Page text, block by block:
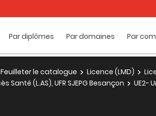
Par diplômes Par domaines Par
Feuilleter le catalogue Licence (LMD)
(L.AS), UFR SJEPG Besançon
UE2-